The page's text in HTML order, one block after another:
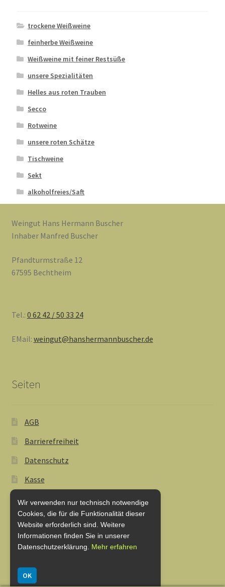
trockene Weißweine
feinherbe Weißweine
Weißweine mit feiner Restsüße
unsere Spezialitäten
Helles aus roten Trauben
Secco
Rotweine
unsere roten Schätze
Tischweine
Sekt
alkoholfreies/Saft
Weingut Hans Hermann Buscher
Inhaber Manfred Buscher
Pfandturmstraße 12
67595 Bechtheim
Tel.: 0 62 42 / 50 33 24
EMail: weingut@hanshermannbuscher.de
Seiten
AGB
Barrierefreiheit
Datenschutz
Kasse
Lieferung und Zahlung
My Account
Shop
Wir verwenden nur technisch notwendige
Cookies, die für die Funktionalität dieser
Website erforderlich sind. Weitere
Informationen finden Sie in unserer
Datenschutzerklärung.
Mehr erfahren
OK